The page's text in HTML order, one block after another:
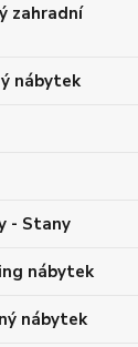
zahradní
nábytek
- Stany
nábytek
nábytek